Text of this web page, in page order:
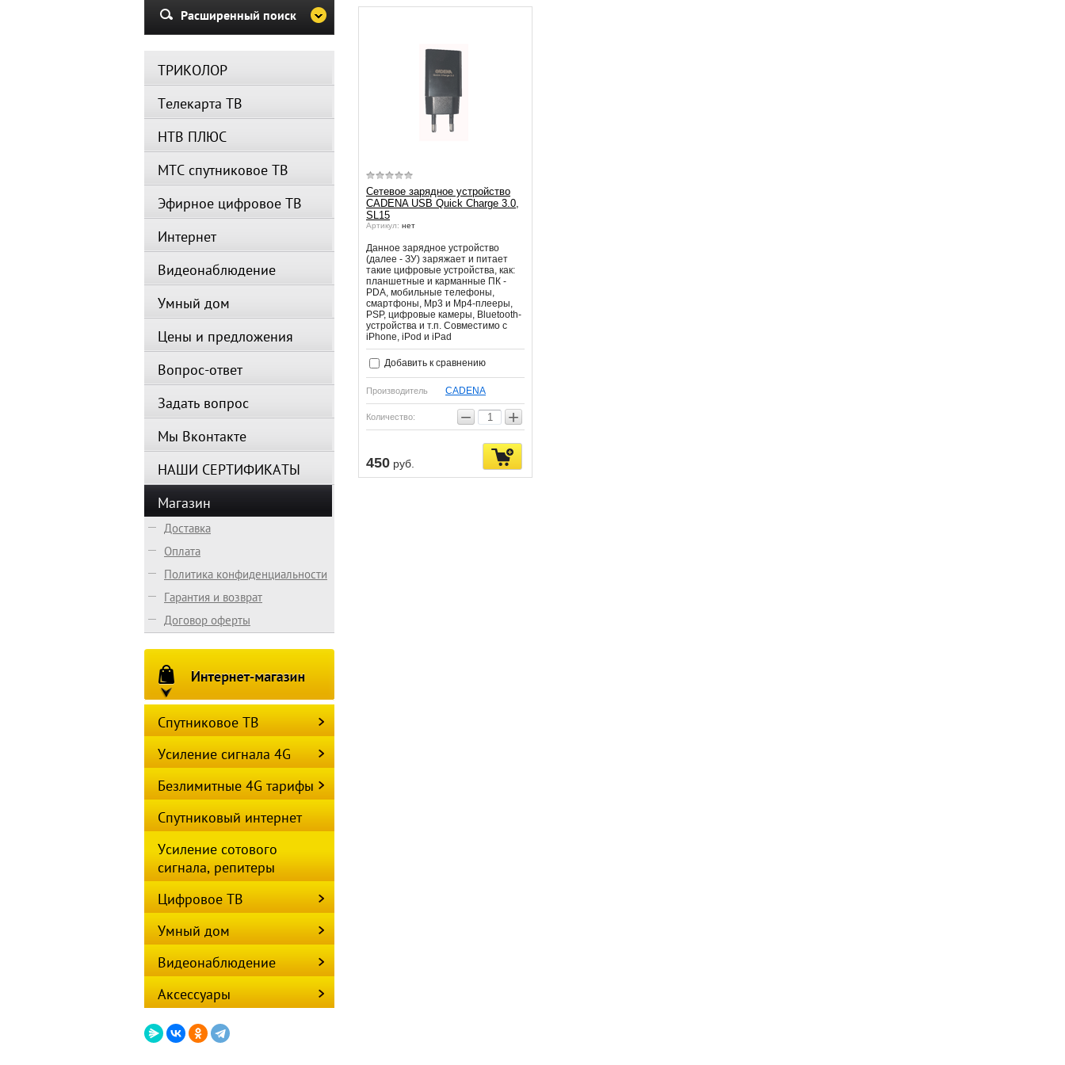
Убедительная просьба в указанный
спутниковое оборудование.
Вещание телеканалов и доступность
сервисов возобновится
автоматически по завершении
профилактических работ.
Сетевое зарядное устройство
CADENA USB Quick Charge 3.0,
SL15
Артикул: нет
Данное зарядное устройство
(далее - ЗУ) заряжает и питает
такие цифровые устройства, как:
планшетные и карманные ПК -
PDA, мобильные телефоны,
смартфоны, Mp3 и Mp4-плееры,
PSP, цифровые камеры, Bluetooth-
устройства и т.п. Совместимо с
iPhone, iPod и iPad
Добавить к сравнению
Производитель CADENA
Количество: − +
450 руб.
Расширенный поиск
ТРИКОЛОР
Телекарта ТВ
НТВ ПЛЮС
МТС спутниковое ТВ
Эфирное цифровое ТВ
Интернет
Видеонаблюдение
Умный дом
Цены и предложения
Вопрос-ответ
Задать вопрос
Мы Вконтакте
НАШИ СЕРТИФИКАТЫ
Магазин
Доставка
Оплата
Политика конфиденциальности
Гарантия и возврат
Договор оферты
Спутниковое ТВ
Усиление сигнала 4G
Безлимитные 4G тарифы
Спутниковый интернет
Усиление сотового
сигнала, репитеры
Цифровое ТВ
Умный дом
Видеонаблюдение
Аксессуары